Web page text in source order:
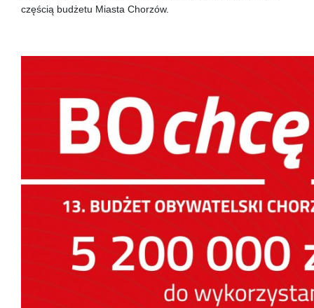
częścią budżetu Miasta Chorzów.